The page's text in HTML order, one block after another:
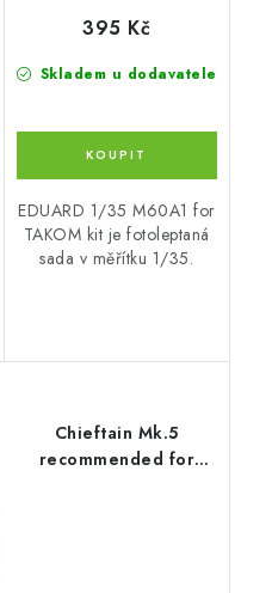
Skladem u dodavatele
395 Kč
EDUARD 1/35 M60A1 for
TAKOM kit je fotoleptaná
sada v měřítku 1/35.
Chieftain Mk.5
recommended for